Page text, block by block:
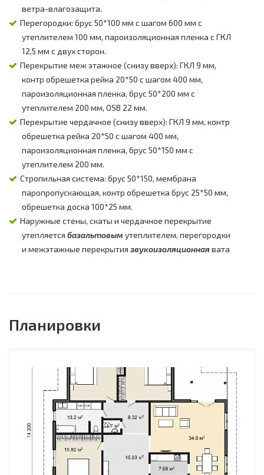
ветра-влагозащита.
Перегородки: брус 50*100 мм с шагом 600 мм с
утеплителем 100 мм, пароизоляционная пленка с ГКЛ
12,5 мм с двух сторон.
Перекрытие меж этажное (снизу вверх): ГКЛ 9 мм,
контр обрешетка рейка 20*50 с шагом 400 мм,
пароизоляционная пленка, брус 50*200 мм с
утеплителем 200 мм, OSB 22 мм.
Перекрытие чердачное (снизу вверх): ГКЛ 9 мм, контр
обрешетка рейка 20*50 с шагом 400 мм,
пароизоляционная пленка, брус 50*150 мм с
утеплителем 200 мм.
Стропильная система: брус 50*150, мембрана
паропропускающая, контр обрешетка брус 25*50 мм,
обрешетка доска 100*25 мм.
Наружные стены, скаты и чердачное перекрытие
утепляется базальтовым утеплителем, перегородки
и межэтажные перекрытия звукоизоляционнаявата
Планировки